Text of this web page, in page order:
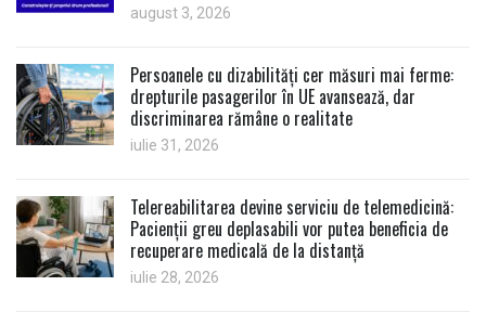
august 3, 2026
Persoanele cu dizabilități cer măsuri mai ferme:
drepturile pasagerilor în UE avansează, dar
discriminarea rămâne o realitate
iulie 31, 2026
Telereabilitarea devine serviciu de telemedicină:
Pacienții greu deplasabili vor putea beneficia de
recuperare medicală de la distanță
iulie 28, 2026